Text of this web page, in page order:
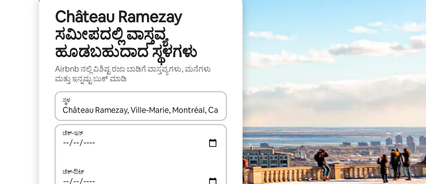
Château Ramezay
ಸಮೀಪದಲ್ಲಿ ವಾಸ್ತವ್ಯ
ಹೂಡಬಹುದಾದ ಸ್ಥಳಗಳು
Airbnb ನಲ್ಲಿ ವಿಶಿಷ್ಟ ರಜಾ ಬಾಡಿಗೆ ವಾಸ್ತವ್ಯಗಳು, ಮನೆಗಳು
ಮತ್ತು ಇನ್ನಷ್ಟು ಬುಕ್ ಮಾಡಿ
ಸ್ಥಳ
ಫಲಿತಾಂಶಗಳು ಲಭ್ಯವಿರುವಾಗ, ಅಪ್ ಮತ್ತು ಡೌನ್ ಬಾಣದ ಕೀಲಿಗಳೊಂದಿಗೆ ನ್ಯಾವಿಗೇಟ್ ಮಾಡಿ ಅಥವಾ ಸ್ಪರ್ಶ ಅಥವಾ ಸ್ವೈಪ್ ಗೆಸ್ಚರ್‌ಗಳ ಮೂಲಕ ಅನ್ವೇಷಿಸಿ.
ಚೆಕ್-ಇನ್
ಚೆಕ್-ಔಟ್